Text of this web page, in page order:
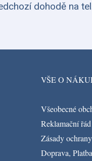
dohodě na
VŠE O
Všeobecné
Reklamační řád
Zásady
Doprava,